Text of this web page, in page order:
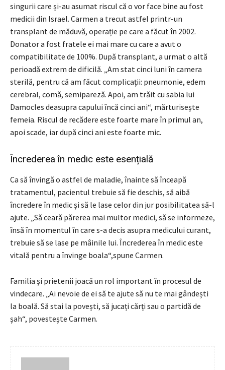
singurii care și-au asumat riscul că o vor face bine au fost
medicii din Israel. Carmen a trecut astfel printr-un
transplant de măduvă, operație pe care a făcut în 2002.
Donator a fost fratele ei mai mare cu care a avut o
compatibilitate de 100%. După transplant, a urmat o altă
perioadă extrem de dificilă. „Am stat cinci luni în camera
sterilă, pentru că am făcut complicații: pneumonie, edem
cerebral, comă, semipareză. Apoi, am trăit cu sabia lui
Damocles deasupra capului încă cinci ani“, mărturisește
femeia. Riscul de recădere este foarte mare în primul an,
apoi scade, iar după cinci ani este foarte mic.
Încrederea în medic este esențială
Ca să învingă o astfel de maladie, înainte să înceapă
tratamentul, pacientul trebuie să fie deschis, să aibă
încredere în medic și să le lase celor din jur posibilitatea să-l
ajute. „Să ceară părerea mai multor medici, să se informeze,
însă în momentul în care s-a decis asupra medicului curant,
trebuie să se lase pe mâinile lui. Încrederea în medic este
vitală pentru a învinge boala“,spune Carmen.
Familia și prietenii joacă un rol important în procesul de
vindecare. „Ai nevoie de ei să te ajute să nu te mai gândești
la boală. Să stai la povești, să jucați cărți sau o partidă de
șah“, povestește Carmen.